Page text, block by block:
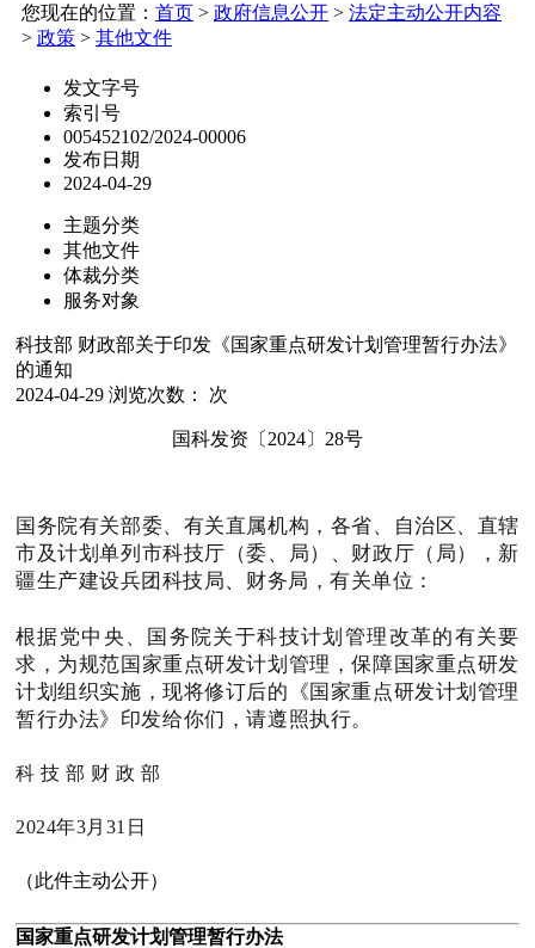
您现在的位置： 首页 > 政府信息公开 > 法定主动公开内容
> 政策 > 其他文件
发文字号
索引号
005452102/2024-00006
发布日期
2024-04-29
主题分类
其他文件
体裁分类
服务对象
科技部 财政部关于印发《国家重点研发计划管理暂行办法》
的通知
2024-04-29 浏览次数： 次
国科发资〔2024〕28号
国务院有关部委、有关直属机构，各省、自治区、直辖
市及计划单列市科技厅（委、局）、财政厅（局），新
疆生产建设兵团科技局、财务局，有关单位：
根据党中央、国务院关于科技计划管理改革的有关要
求，为规范国家重点研发计划管理，保障国家重点研发
计划组织实施，现将修订后的《国家重点研发计划管理
暂行办法》印发给你们，请遵照执行。
科 技 部 财 政 部
2024年3月31日
（此件主动公开）
国家重点研发计划管理暂行办法